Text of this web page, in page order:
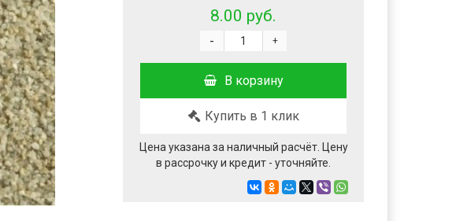
8.00 руб.
+
-
В корзину
Купить в 1 клик
Цена указана за наличный расчёт. Цену
в рассрочку и кредит - уточняйте.